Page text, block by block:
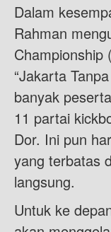
Dalam
Rahman
Championship
“Jakarta
banyak
11 partai
Dor. Ini pun
yang terbatas
langsung.
Untuk ke